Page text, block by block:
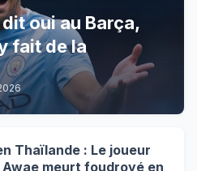
oui au Barça,
fait de la
Thaïlande : Le joueur
meurt foudroyé en